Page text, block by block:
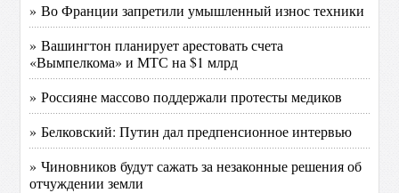
» Во Франции запретили умышленный износ техники
» Вашингтон планирует арестовать счета
«Вымпелкома» и МТС на $1 млрд
» Россияне массово поддержали протесты медиков
» Белковский: Путин дал предпенсионное интервью
» Чиновников будут сажать за незаконные решения об
отчуждении земли